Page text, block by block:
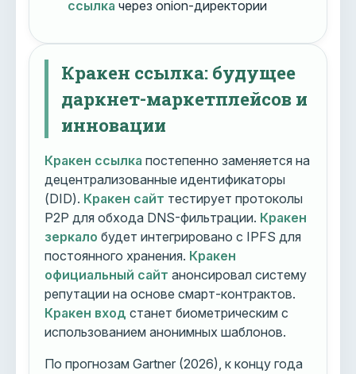
ссылка через onion-директории
Кракен ссылка: будущее
даркнет-маркетплейсов и
инновации
Кракен ссылка постепенно заменяется на
децентрализованные идентификаторы
(DID). Кракен сайт тестирует протоколы
P2P для обхода DNS-фильтрации. Кракен
зеркало будет интегрировано с IPFS для
постоянного хранения. Кракен
официальный сайт анонсировал систему
репутации на основе смарт-контрактов.
Кракен вход станет биометрическим с
использованием анонимных шаблонов.
По прогнозам Gartner (2026), к концу года